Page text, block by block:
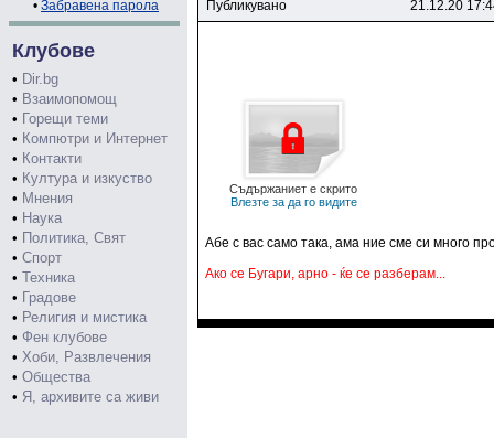
• Забравена парола
Клубове
• Dir.bg
• Взаимопомощ
• Горещи теми
• Компютри и Интернет
• Контакти
• Култура и изкуство
• Мнения
• Наука
• Политика, Свят
• Спорт
• Техника
• Градове
• Религия и мистика
• Фен клубове
• Хоби, Развлечения
• Общества
• Я, архивите са живи
Публикувано
21.12.20
Съдържаниет е скрито
Влезте за да го видите
Абе с вас само така, ама ние сме си много
Ако се Бугари, арно - ќе се разберам...